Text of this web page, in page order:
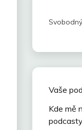
Vaše
Kde mě